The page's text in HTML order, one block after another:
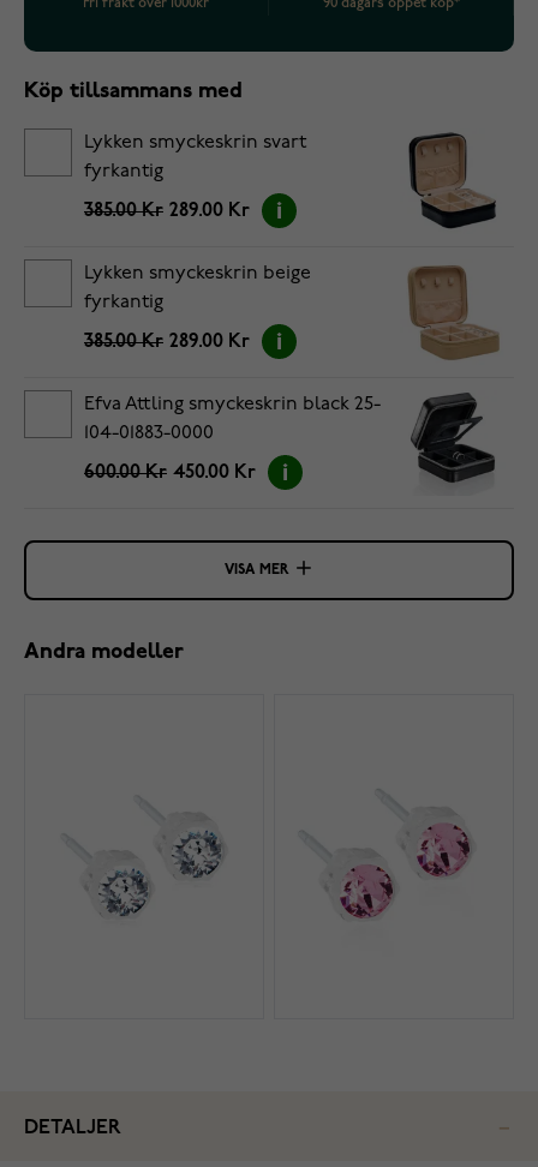
Köp tillsammans med
Lykken smyckeskrin svart
fyrkantig
385.00 Kr 289.00 Kr
Lykken smyckeskrin beige
fyrkantig
385.00 Kr 289.00 Kr
Efva Attling smyckeskrin black 25-
104-01883-0000
600.00 Kr 450.00 Kr
VISA MER
Andra modeller
DETALJER